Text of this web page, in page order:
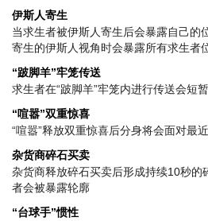
伊斯人寄生
当求生者被伊斯人寄生后会暴露自己的
寄生的伊斯人视角时会暴露所有求生者
“跛脚羊”牢笼传送
求生者在“跛脚羊”牢笼内进行传送会短
“喧嚣”双重惊喜
“喧嚣”释放双重惊喜后分身将会面对最近
杂货商碎石买卖
杂货商释放碎石买卖后形成持续10秒的
者会被暴露轮廓
“台球手”惯性